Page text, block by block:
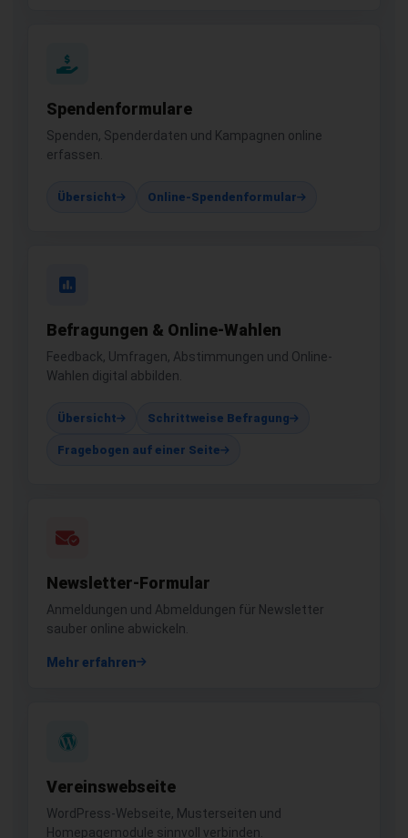
Spendenformulare
Spenden, Spenderdaten und Kampagnen online
erfassen.
Übersicht Online-Spendenformular
Befragungen & Online-Wahlen
Feedback, Umfragen, Abstimmungen und Online-
Wahlen digital abbilden.
Übersicht Schrittweise Befragung
Fragebogen auf einer Seite
Newsletter-Formular
Anmeldungen und Abmeldungen für Newsletter
sauber online abwickeln.
Mehr erfahren
Vereinswebseite
WordPress-Webseite, Musterseiten und
Homepagemodule sinnvoll verbinden.